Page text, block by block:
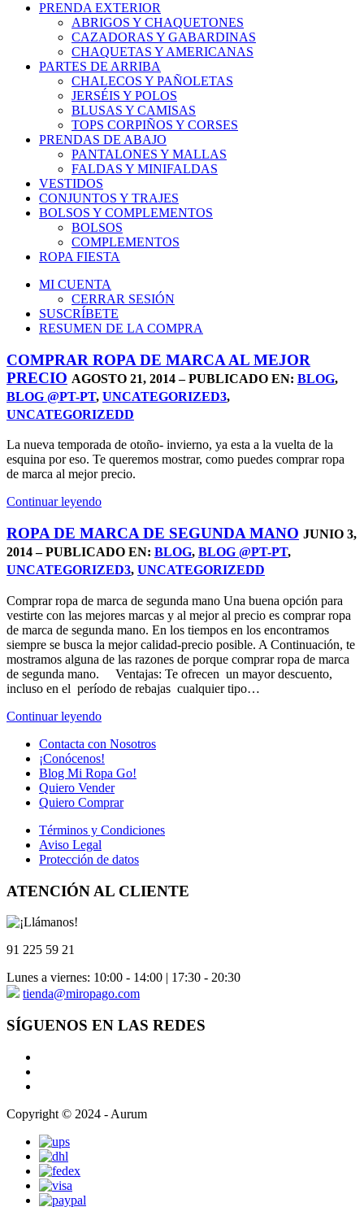
PRENDA EXTERIOR
ABRIGOS Y CHAQUETONES
CAZADORAS Y GABARDINAS
CHAQUETAS Y AMERICANAS
PARTES DE ARRIBA
CHALECOS Y PAÑOLETAS
JERSÉIS Y POLOS
BLUSAS Y CAMISAS
TOPS CORPIÑOS Y CORSES
PRENDAS DE ABAJO
PANTALONES Y MALLAS
FALDAS Y MINIFALDAS
VESTIDOS
CONJUNTOS Y TRAJES
BOLSOS Y COMPLEMENTOS
BOLSOS
COMPLEMENTOS
ROPA FIESTA
MI CUENTA
CERRAR SESIÓN
SUSCRÍBETE
RESUMEN DE LA COMPRA
COMPRAR ROPA DE MARCA AL MEJOR
PRECIO AGOSTO 21, 2014 – PUBLICADO EN: BLOG,
BLOG @PT-PT, UNCATEGORIZED3,
UNCATEGORIZEDD
La nueva temporada de otoño- invierno, ya esta a la vuelta de la
esquina por eso. Te queremos mostrar, como puedes comprar ropa
de marca al mejor precio.
Continuar leyendo
ROPA DE MARCA DE SEGUNDA MANO JUNIO 3,
2014 – PUBLICADO EN: BLOG, BLOG @PT-PT,
UNCATEGORIZED3, UNCATEGORIZEDD
Comprar ropa de marca de segunda mano Una buena opción para
vestirte con las mejores marcas y al mejor al precio es comprar ropa
de marca de segunda mano. En los tiempos en los encontramos
siempre se busca la mejor calidad-precio posible. A Continuación, te
mostramos alguna de las razones de porque comprar ropa de marca
de segunda mano. Ventajas: Te ofrecen un mayor descuento,
incluso en el período de rebajas cualquier tipo…
Continuar leyendo
Contacta con Nosotros
¡Conócenos!
Blog Mi Ropa Go!
Quiero Vender
Quiero Comprar
Términos y Condiciones
Aviso Legal
Protección de datos
ATENCIÓN AL CLIENTE
91 225 59 21
Lunes a viernes: 10:00 - 14:00 | 17:30 - 20:30
tienda@miropago.com
SÍGUENOS EN LAS REDES
Copyright © 2024 - Aurum